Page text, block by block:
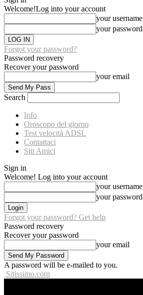
Welcome!Log into your account
your username
your password
Forgot your password?
Password recovery
Recover your password
your email
Search
Info
Oroscopo del giorno
Test velocità ADSL
Contattaci
Siti Amici
Sign in
Welcome! Log into your account
your username
your password
Forgot your password? Get help
Password recovery
Recover your password
your email
A password will be e-mailed to you.
Sitissimo.com